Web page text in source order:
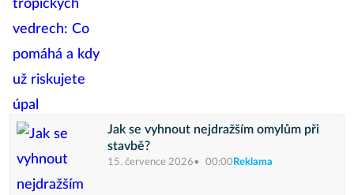
Jak se vyhnout nejdražším omylům při
stavbě?
15. července 2026 00:00 Reklama